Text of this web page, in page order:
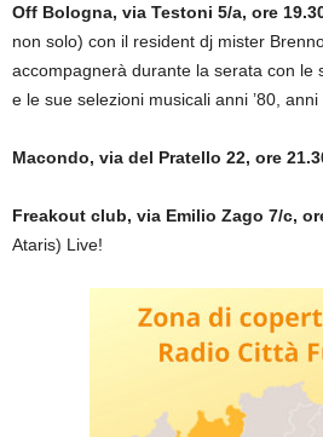
Off Bologna, via Testoni 5/a, ore
non solo) con il resident dj mister
accompagnerà durante la serata con le
e le sue selezioni musicali anni ’80,
Macondo, via del Pratello 22, ore
Freakout club, via Emilio Zago 7/c,
Ataris) Live!